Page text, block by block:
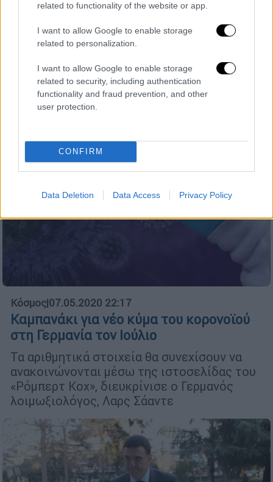
related to functionality of the website or app.
I want to allow Google to enable storage
related to personalization.
I want to allow Google to enable storage
related to security, including authentication
functionality and fraud prevention, and other
user protection.
CONFIRM
Data Deletion Data Access Privacy Policy
«Πύργος της Βαβέλ» η ελληνική
διπλωματία στο Συριακό
Μια πρέσβης επιστρέφει όχι ως πρέσβης
αλλά ως ειδικός απεσταλμένος στη θέση
ενός άλλου πρέσβη που είχε αποφασιστεί
προ μηνών να γίνει πρέσβης αλλά δεν έγινε…
Κόσμος|07.05.2020 22:17
Καμπανάκι για νέο κύμα του κορονοϊού
στη Γερμανία τον Ιούλιο
Τα αριθμητικά στοιχεία θα συνεχίσουν να
ανακοινώνονται μέσω της ιστοσελίδας του
«Ρόμπερτ Κοχ», διευκρίνισε ο Γερμανός
λοιμωξιολόγος, Λαρς Σάαντε